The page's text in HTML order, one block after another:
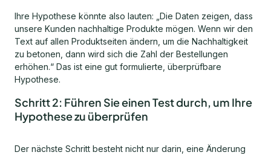
Ihre Hypothese könnte also lauten: „Die Daten zeigen, dass
unsere Kunden nachhaltige Produkte mögen. Wenn wir den
Text auf allen Produktseiten ändern, um die Nachhaltigkeit
zu betonen, dann wird sich die Zahl der Bestellungen
erhöhen.“ Das ist eine gut formulierte, überprüfbare
Hypothese.
Schritt 2: Führen Sie einen Test durch, um Ihre
Hypothese zu überprüfen
Der nächste Schritt besteht nicht nur darin, eine Änderung